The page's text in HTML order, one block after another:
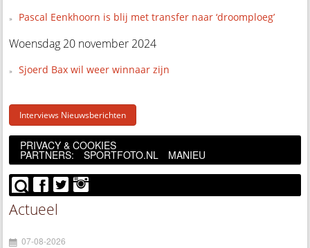
Pascal Eenkhoorn is blij met transfer naar ‘droomploeg’
Woensdag 20 november 2024
Sjoerd Bax wil weer winnaar zijn
Interviews Nieuwsberichten
PRIVACY & COOKIES
PARTNERS: SPORTFOTO.NL MANIEU
Actueel
07-08-2026